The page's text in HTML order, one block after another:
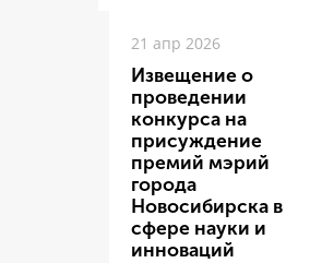
21 апр 2026
Извещение о
проведении
конкурса на
присуждение
премий мэрий
города
Новосибирска в
сфере науки и
инноваций